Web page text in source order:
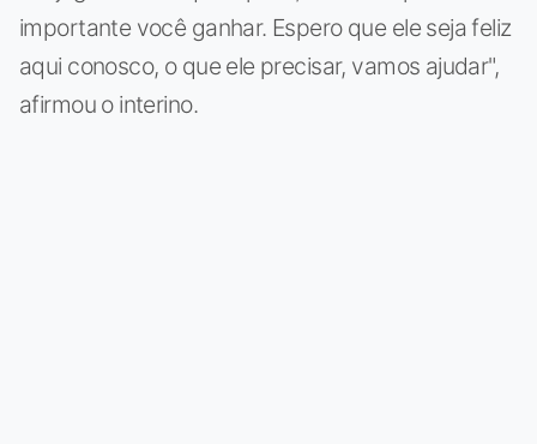
importante você ganhar. Espero que ele seja feliz
aqui conosco, o que ele precisar, vamos ajudar",
afirmou o interino.